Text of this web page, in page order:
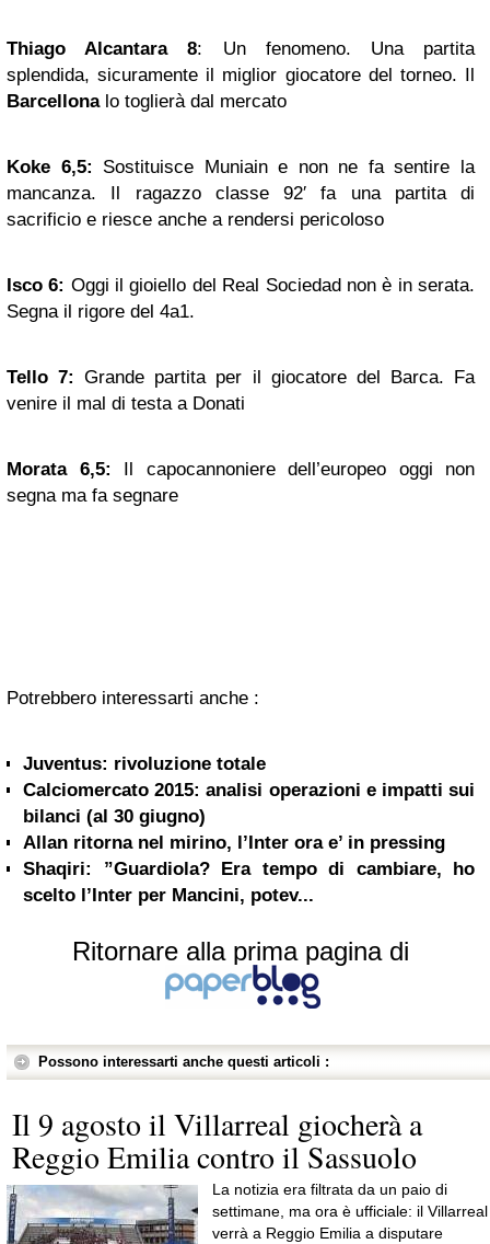
Thiago Alcantara 8: Un fenomeno. Una partita
splendida, sicuramente il miglior giocatore del torneo. Il
Barcellonalo toglierà dal mercato
Koke 6,5: Sostituisce Muniain e non ne fa sentire la
mancanza. Il ragazzo classe 92′ fa una partita di
sacrificio e riesce anche a rendersi pericoloso
Isco 6: Oggi il gioiello del Real Sociedad non è in serata.
Segna il rigore del 4a1.
Tello 7: Grande partita per il giocatore del Barca. Fa
venire il mal di testa a Donati
Morata 6,5: Il capocannoniere dell’europeo oggi non
segna ma fa segnare
Potrebbero interessarti anche :
Juventus: rivoluzione totale
Calciomercato 2015: analisi operazioni e impatti sui
bilanci (al 30 giugno)
Allan ritorna nel mirino, l’Inter ora e’ in pressing
Shaqiri: ”Guardiola? Era tempo di cambiare, ho
scelto l’Inter per Mancini, potev...
Ritornare alla prima pagina di
Possono interessarti anche questi articoli :
Il 9 agosto il Villarreal giocherà a
Reggio Emilia contro il Sassuolo
La notizia era filtrata da un paio di
settimane, ma ora è ufficiale: il Villarreal
verrà a Reggio Emilia a disputare